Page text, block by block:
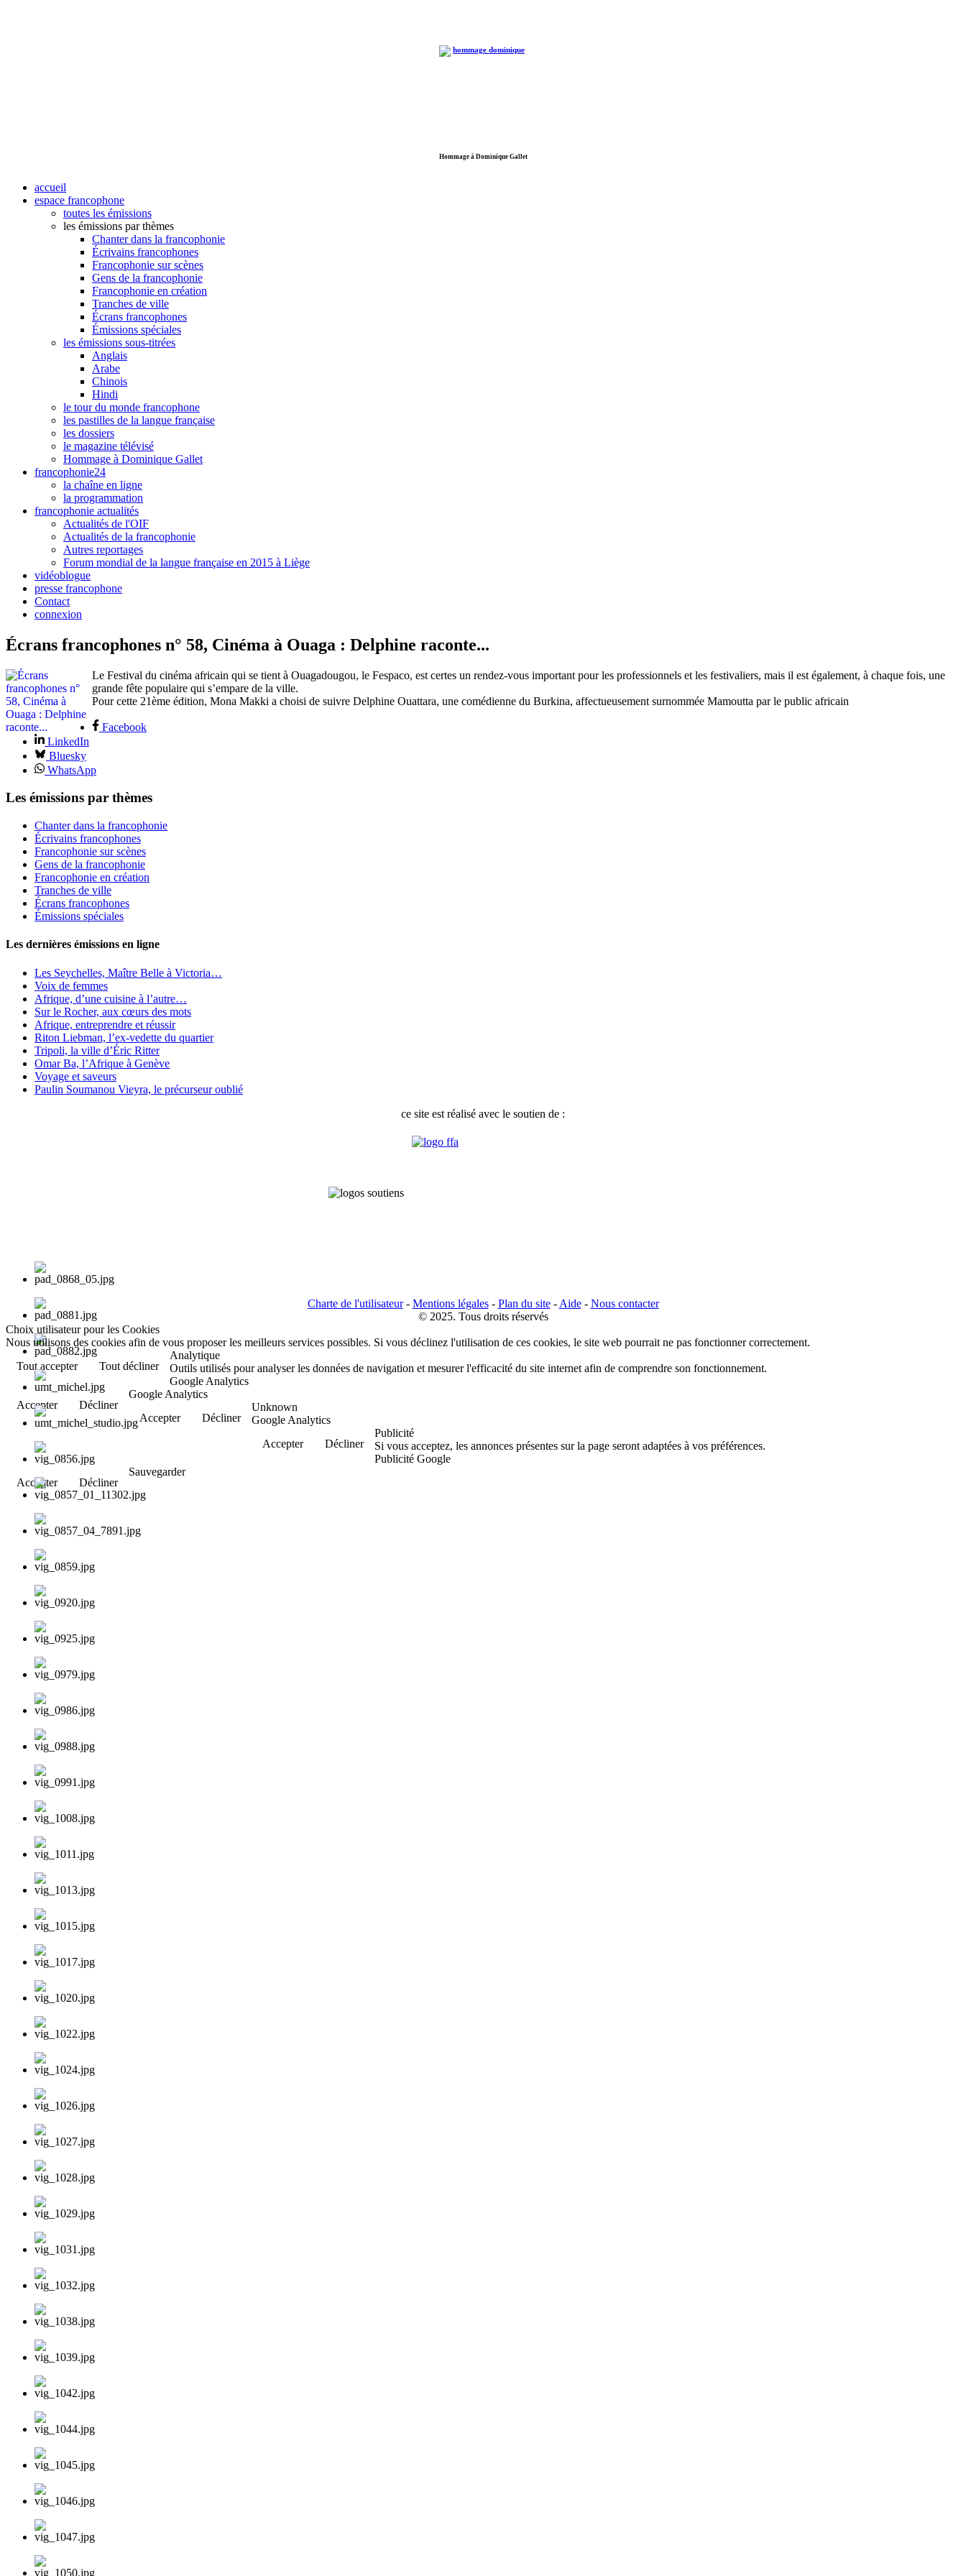
Hommage à Dominique Gallet
accueil
espace francophone
toutes les émissions
les émissions par thèmes
Chanter dans la francophonie
Écrivains francophones
Francophonie sur scènes
Gens de la francophonie
Francophonie en création
Tranches de ville
Écrans francophones
Émissions spéciales
les émissions sous-titrées
Anglais
Arabe
Chinois
Hindi
le tour du monde francophone
les pastilles de la langue française
les dossiers
le magazine télévisé
Hommage à Dominique Gallet
francophonie24
la chaîne en ligne
la programmation
francophonie actualités
Actualités de l'OIF
Actualités de la francophonie
Autres reportages
Forum mondial de la langue française en 2015 à Liège
vidéoblogue
presse francophone
Contact
connexion
Écrans francophones n° 58, Cinéma à Ouaga : Delphine raconte...
Le Festival du cinéma africain qui se tient à Ouagadougou, le Fespaco, est certes un rendez-vous important pour les professionnels et les festivaliers, mais il est également, à chaque fois, une
grande fête populaire qui s’empare de la ville.
Pour cette 21ème édition, Mona Makki a choisi de suivre Delphine Ouattara, une comédienne du Burkina, affectueusement surnommée Mamoutta par le public africain
Facebook
LinkedIn
Bluesky
WhatsApp
Les émissions par thèmes
Chanter dans la francophonie
Écrivains francophones
Francophonie sur scènes
Gens de la francophonie
Francophonie en création
Tranches de ville
Écrans francophones
Émissions spéciales
Les dernières émissions en ligne
Les Seychelles, Maître Belle à Victoria…
Voix de femmes
Afrique, d’une cuisine à l’autre…
Sur le Rocher, aux cœurs des mots
Afrique, entreprendre et réussir
Riton Liebman, l’ex-vedette du quartier
Tripoli, la ville d’Éric Ritter
Omar Ba, l’Afrique à Genève
Voyage et saveurs
Paulin Soumanou Vieyra, le précurseur oublié
ce site est réalisé avec le soutien de :
Charte de l'utilisateur- Mentions légales- Plan du site- Aide- Nous contacter
© 2025. Tous droits réservés
Choix utilisateur pour les Cookies
Nous utilisons des cookies afin de vous proposer les meilleurs services possibles. Si vous déclinez l'utilisation de ces cookies, le site web pourrait ne pas fonctionner correctement.
Tout accepter
Tout décliner
Analytique
Outils utilisés pour analyser les données de navigation et mesurer l'efficacité du site internet afin de comprendre son fonctionnement.
Google Analytics
Accepter
Décliner
Google Analytics
Accepter
Décliner
Unknown
Google Analytics
Accepter
Décliner
Publicité
Si vous acceptez, les annonces présentes sur la page seront adaptées à vos préférences.
Publicité Google
Accepter
Décliner
Sauvegarder